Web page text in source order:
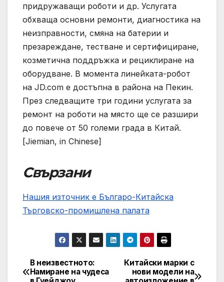
придружаващи роботи и др. Услугата
обхваща основни ремонти, диагностика на
неизправности, смяна на батерии и
презареждане, тестване и сертифициране,
козметична поддръжка и рециклиране на
оборудване. В момента линейката-робот
на JD.com е достъпна в района на Пекин.
През следващите три години услугата за
ремонт на роботи на място ще се разшири
до повече от 50 големи града в Китай.
[Jiemian, in Chinese]
Свързани
Нашия източник е Българо-Китайска
Търговско-промишлена палaта
Post
Китайски марки с
нови модели на
В неизвестното:
Намиране на чудеса